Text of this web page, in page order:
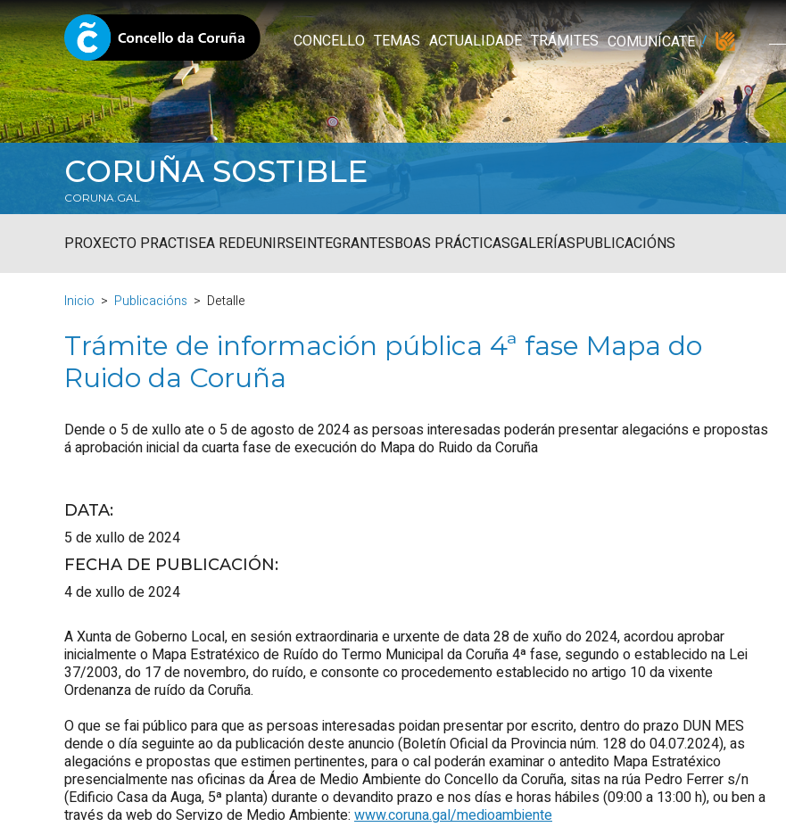
CONCELLO TEMAS ACTUALIDADE TRÁMITES COMUNÍCATE
CORUÑA SOSTIBLE
CORUNA.GAL
PROXECTO PRACTISEA REDEUNIRSEINTEGRANTESBOAS PRÁCTICASGALERÍASPUBLICACIÓNS
Inicio Publicacións Detalle
Trámite de información pública 4ª fase Mapa do
Ruido da Coruña
Dende o 5 de xullo ate o 5 de agosto de 2024 as persoas interesadas poderán presentar alegacións e propostas
á aprobación inicial da cuarta fase de execución do Mapa do Ruido da Coruña
DATA:
5 de xullo de 2024
FECHA DE PUBLICACIÓN:
4 de xullo de 2024
A Xunta de Goberno Local, en sesión extraordinaria e urxente de data 28 de xuño do 2024, acordou aprobar
inicialmente o Mapa Estratéxico de Ruído do Termo Municipal da Coruña 4ª fase, segundo o establecido na Lei
37/2003, do 17 de novembro, do ruído, e consonte co procedemento establecido no artigo 10 da vixente
Ordenanza de ruído da Coruña.
O que se fai público para que as persoas interesadas poidan presentar por escrito, dentro do prazo DUN MES
dende o día seguinte ao da publicación deste anuncio (Boletín Oficial da Provincia núm. 128 do 04.07.2024), as
alegacións e propostas que estimen pertinentes, para o cal poderán examinar o antedito Mapa Estratéxico
presencialmente nas oficinas da Área de Medio Ambiente do Concello da Coruña, sitas na rúa Pedro Ferrer s/n
(Edificio Casa da Auga, 5ª planta) durante o devandito prazo e nos días e horas hábiles (09:00 a 13:00 h), ou ben a
través da web do Servizo de Medio Ambiente: www.coruna.gal/medioambiente